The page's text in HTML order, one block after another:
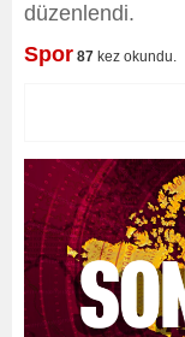
düzenlendi.
Spor 87 kez okundu.